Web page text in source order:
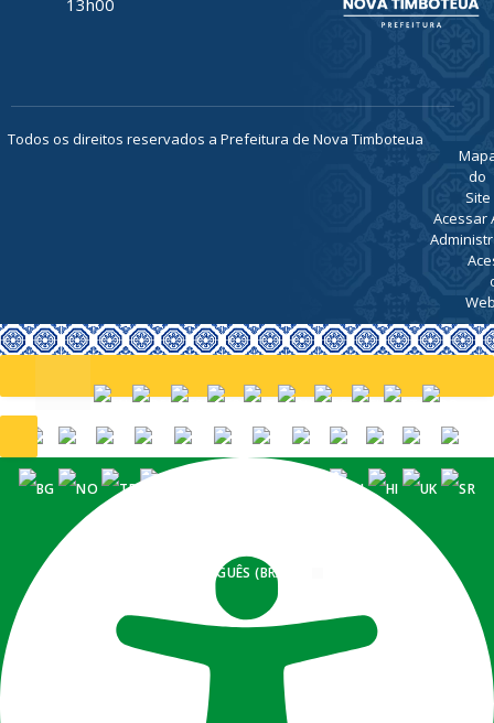
Todos os direitos reservados a Prefeitura de Nova Timboteua
do
Site
Acessar
PORTUGUÊS (BRASIL)